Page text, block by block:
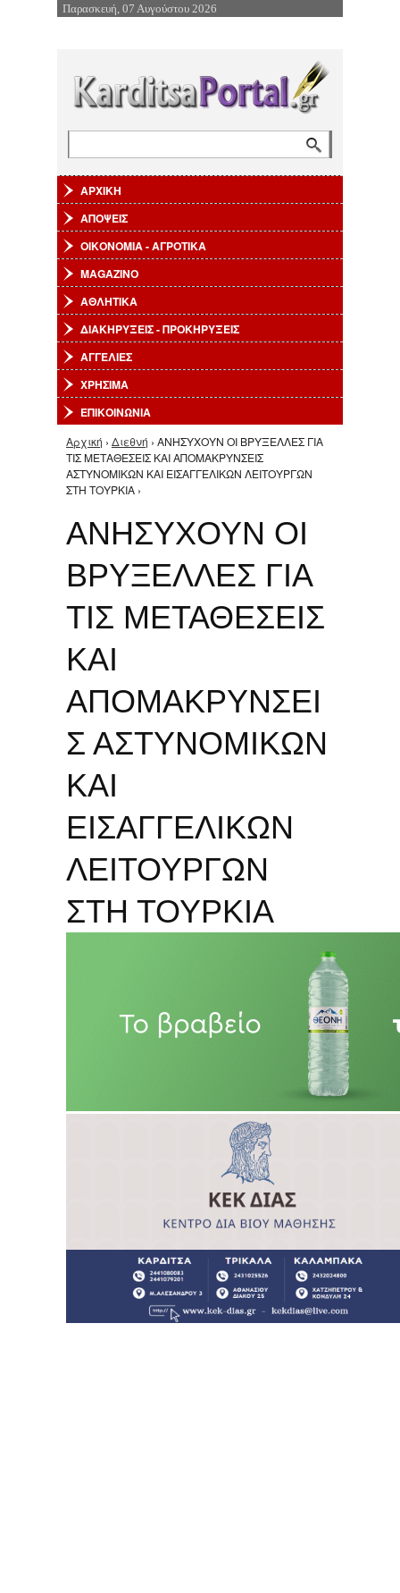
Επιστροφή στην Πλοήγηση
Παρασκευή, 07 Αυγούστου 2026
ΑΡΧΙΚΗ
ΑΠΟΨΕΙΣ
ΟΙΚΟΝΟΜΙΑ - ΑΓΡΟΤΙΚΑ
MAGAZINO
ΑΘΛΗΤΙΚΑ
ΔΙΑΚΗΡΥΞΕΙΣ - ΠΡΟΚΗΡΥΞΕΙΣ
ΑΓΓΕΛΙΕΣ
ΧΡΗΣΙΜΑ
ΕΠΙΚΟΙΝΩΝΙΑ
Είστε εδώ
Αρχική › Διεθνή › ΑΝΗΣΥΧΟΥΝ ΟΙ ΒΡΥΞΕΛΛΕΣ ΓΙΑ
ΤΙΣ ΜΕΤΑΘΕΣΕΙΣ ΚΑΙ ΑΠΟΜΑΚΡΥΝΣΕΙΣ
ΑΣΤΥΝΟΜΙΚΩΝ ΚΑΙ ΕΙΣΑΓΓΕΛΙΚΩΝ ΛΕΙΤΟΥΡΓΩΝ
ΣΤΗ ΤΟΥΡΚΙΑ ›
ΑΝΗΣΥΧΟΥΝ ΟΙ
ΒΡΥΞΕΛΛΕΣ ΓΙΑ
ΤΙΣ ΜΕΤΑΘΕΣΕΙΣ
ΚΑΙ
ΑΠΟΜΑΚΡΥΝΣΕΙ
Σ ΑΣΤΥΝΟΜΙΚΩΝ
ΚΑΙ
ΕΙΣΑΓΓΕΛΙΚΩΝ
ΛΕΙΤΟΥΡΓΩΝ
ΣΤΗ ΤΟΥΡΚΙΑ